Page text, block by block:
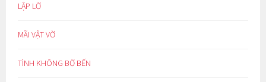
LẬP LỜ
MÃI VẬT VỜ
TÌNH KHÔNG BỜ BẾN